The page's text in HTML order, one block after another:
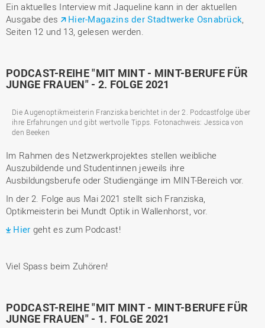
Ein aktuelles Interview mit Jaqueline kann in der aktuellen
Ausgabe des
Hier-Magazins der Stadtwerke Osnabrück,
Seiten 12 und 13, gelesen werden.
PODCAST-REIHE "MIT MINT - MINT-BERUFE FÜR
JUNGE FRAUEN" - 2. FOLGE 2021
Die Augenoptikmeisterin Franziska berichtet in der 2. Podcastfolge über
ihre Erfahrungen und gibt wertvolle Tipps. Fotonachweis: Jessica von
den Beeken
Im Rahmen des Netzwerkprojektes stellen weibliche
Auszubildende und Studentinnen jeweils ihre
Ausbildungsberufe oder Studiengänge im MINT-Bereich vor.
In der 2. Folge aus Mai 2021 stellt sich Franziska,
Optikmeisterin bei Mundt Optik in Wallenhorst, vor.
Hier geht es zum Podcast!
Viel Spass beim Zuhören!
PODCAST-REIHE "MIT MINT - MINT-BERUFE FÜR
JUNGE FRAUEN" - 1. FOLGE 2021